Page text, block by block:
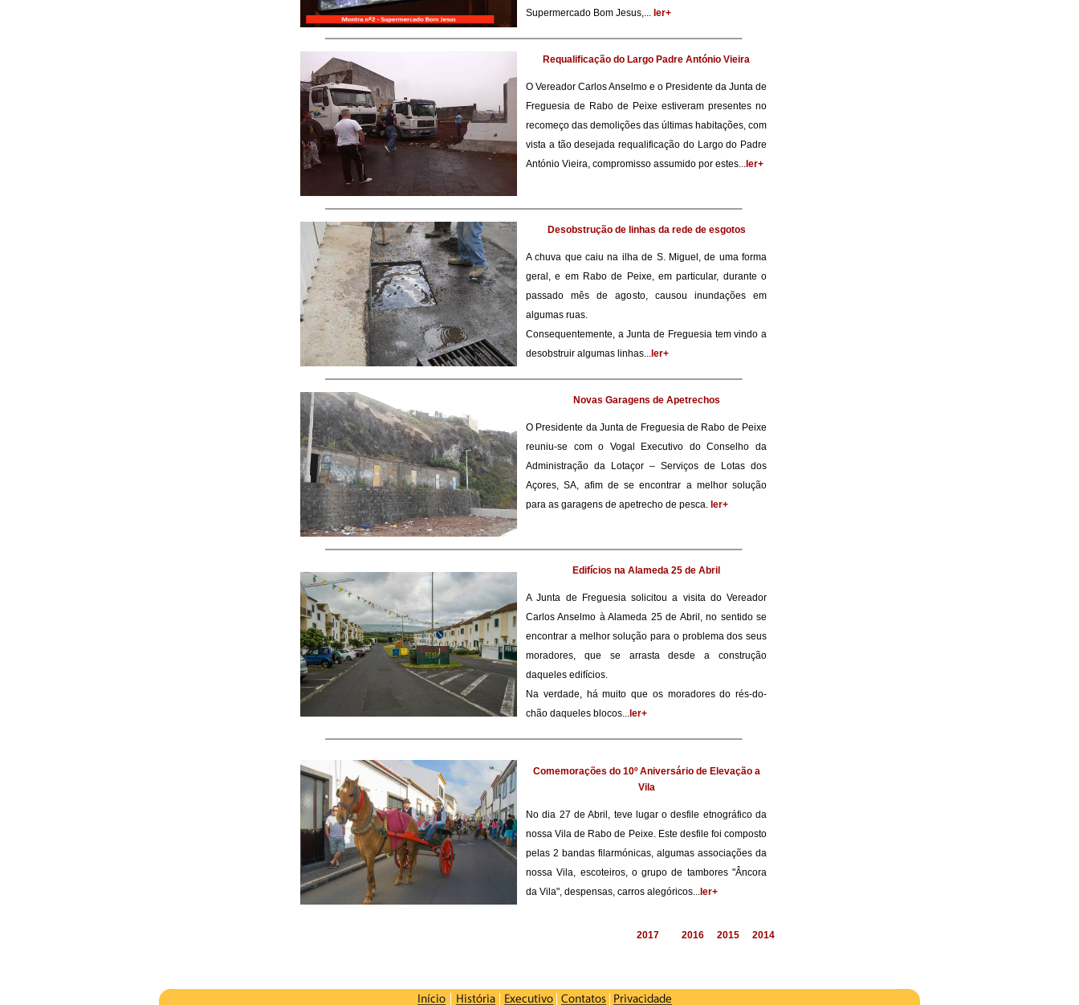
Supermercado Bom Jesus,... ler+
Requalificação do Largo Padre António Vieira
O Vereador Carlos Anselmo e o Presidente da Junta de
Freguesia de Rabo de Peixe estiveram presentes no
recomeço das demolições das últimas habitações, com
vista a tão desejada requalificação do Largo do Padre
António Vieira, compromisso assumido por estes... ler+
Desobstrução de linhas da rede de esgotos
A chuva que caiu na ilha de S. Miguel, de uma forma
geral, e em Rabo de Peixe, em particular, durante o
passado mês de agosto, causou inundações em
algumas ruas.
Consequentemente, a Junta de Freguesia tem vindo a
desobstruir algumas linhas... ler+
Novas Garagens de Apetrechos
O Presidente da Junta de Freguesia de Rabo de Peixe
reuniu-se com o Vogal Executivo do Conselho da
Administração da Lotaçor – Serviços de Lotas dos
Açores, SA, afim de se encontrar a melhor solução
para as garagens de apetrecho de pesca. ler+
Edifícios na Alameda 25 de Abril
A Junta de Freguesia solicitou a visita do Vereador
Carlos Anselmo à Alameda 25 de Abril, no sentido se
encontrar a melhor solução para o problema dos seus
moradores, que se arrasta desde a construção
daqueles edifícios.
Na verdade, há muito que os moradores do rés-do-
chão daqueles blocos... ler+
Comemorações do 10º Aniversário de Elevação a
Vila
No dia 27 de Abril, teve lugar o desfile etnográfico da
nossa Vila de Rabo de Peixe. Este desfile foi composto
pelas 2 bandas filarmónicas, algumas associações da
nossa Vila, escoteiros, o grupo de tambores "Âncora
da Vila", despensas, carros alegóricos... ler+
2017 2016 2015 2014